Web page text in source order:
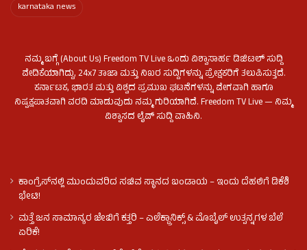
karnataka news
ನಮ್ಮ ಬಗ್ಗೆ (About Us) Freedom TV Live ಒಂದು ವಿಶ್ವಾಸಾರ್ಹ ಡಿಜಿಟಲ್ ಸುದ್ದಿ
ವೇದಿಕೆಯಾಗಿದ್ದು, 24x7 ತಾಜಾ ಮತ್ತು ನಿಖರ ಸುದ್ದಿಗಳನ್ನು ಪ್ರೇಕ್ಷಕರಿಗೆ ತಲುಪಿಸುತ್ತದೆ.
ಕರ್ನಾಟಕ, ಭಾರತ ಮತ್ತು ವಿಶ್ವದ ಪ್ರಮುಖ ಘಟನೆಗಳನ್ನು ವೇಗವಾಗಿ ಹಾಗೂ
ನಿಷ್ಪಕ್ಷಪಾತವಾಗಿ ವರದಿ ಮಾಡುವುದು ನಮ್ಮ ಗುರಿಯಾಗಿದೆ. Freedom TV Live — ನಿಮ್ಮ
ವಿಶ್ವಾಸದ ಲೈವ್ ಸುದ್ದಿ ವಾಹಿನಿ.
ಕಾಂಗ್ರೆಸ್​ನಲ್ಲಿ ಮುಂದುವರಿದ ಸಚಿವ ಸ್ಥಾನದ ಬಂಡಾಯ – ಇಂದು ದೆಹಲಿಗೆ ಡಿಕೆಶಿ
ಭೇಟಿ!
ಮತ್ತೆ ಜನ ಸಾಮಾನ್ಯರ ಜೇಬಿಗೆ ಕತ್ತರಿ – ಎಲೆಕ್ಟ್ರಾನಿಕ್ಸ್ & ಮೊಬೈಲ್ ಉತ್ಪನ್ನಗಳ ಬೆಲೆ
ಏರಿಕೆ!